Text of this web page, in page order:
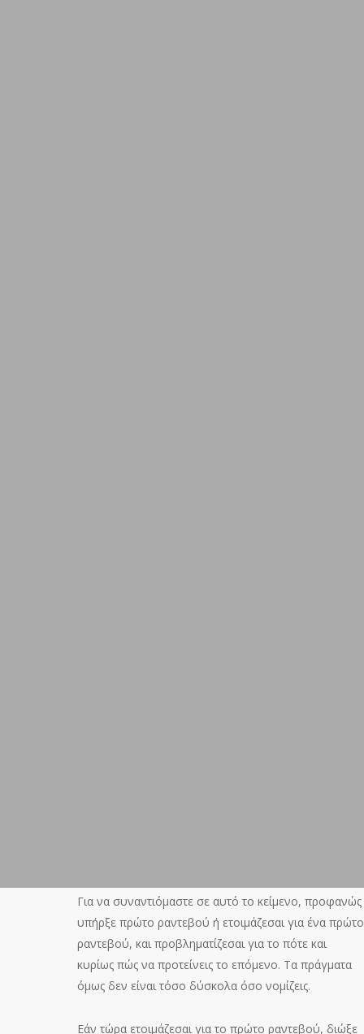
Για να συναντιόμαστε σε αυτό το κείμενο, προφανώς
υπήρξε πρώτο ραντεβού ή ετοιμάζεσαι για ένα πρώτο
ραντεβού, και προβληματίζεσαι για το πότε και
κυρίως πώς να προτείνεις το επόμενο. Τα πράγματα
όμως δεν είναι τόσο δύσκολα όσο νομίζεις.
Εάν τώρα ετοιμάζεσαι για το πρώτο ραντεβού, διώξε